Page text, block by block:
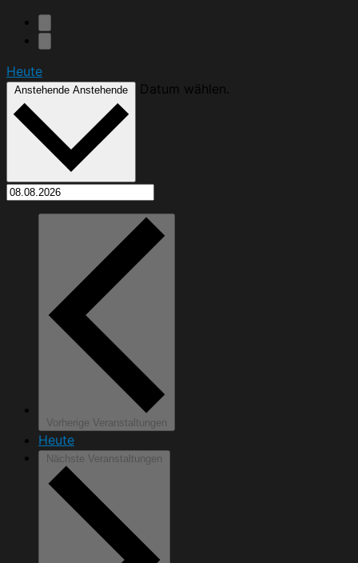
Heute
Anstehende Anstehende Datum wählen.
Vorherige Veranstaltungen
Heute
Nächste Veranstaltungen